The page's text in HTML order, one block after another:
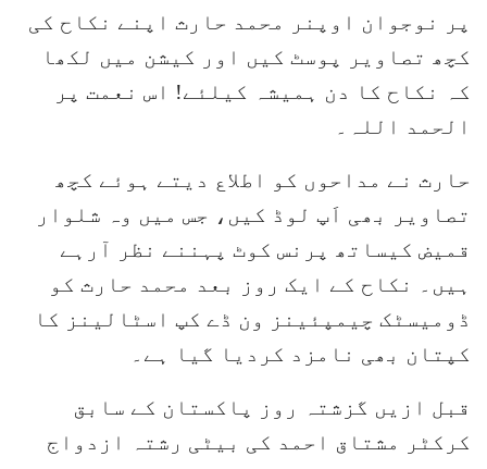
پر نوجوان اوپنر محمد حارث اپنے نکاح کی
کچھ تصاویر پوسٹ کیں اور کیشن میں لکھا
کہ نکاح کا دن ہمیشہ کیلئے! اس نعمت پر
الحمد اللہ۔
حارث نے مداحوں کو اطلاع دیتے ہوئے کچھ
تصاویر بھی اَپ لوڈ کیں، جس میں وہ شلوار
قمیض کیساتھ پرنس کوٹ پہننے نظر آرہے
ہیں۔ نکاح کے ایک روز بعد محمد حارث کو
ڈومیسٹک چیمپئینز ون ڈے کپ اسٹالینز کا
کپتان بھی نامزد کردیا گیا ہے۔
قبل ازیں گزشتہ روز پاکستان کے سابق
کرکٹر مشتاق احمد کی بیٹی رشتہ ازدواج